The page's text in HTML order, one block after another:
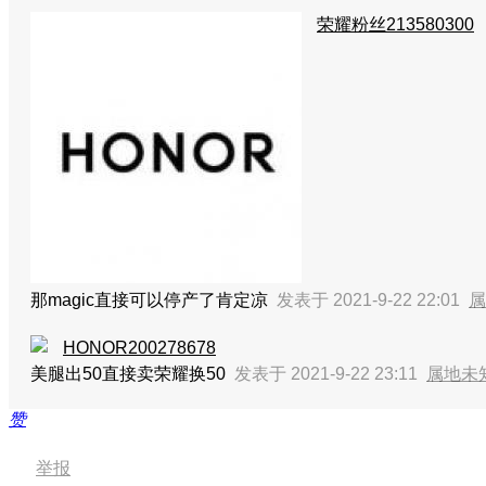
荣耀粉丝213580300
那magic直接可以停产了肯定凉 发表于 2021-9-22 22:01
HONOR200278678
美腿出50直接卖荣耀换50 发表于 2021-9-22 23:11 属地未
赞
举报